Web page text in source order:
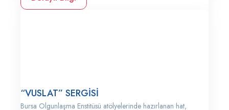
“VUSLAT” SERGİSİ
Bursa Olgunlaşma Enstitüsü atölyelerinde hazırlanan hat,